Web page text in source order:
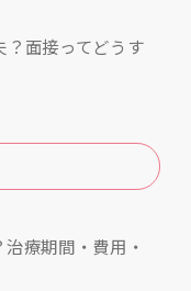
面接ってどうす
療期間・費用・